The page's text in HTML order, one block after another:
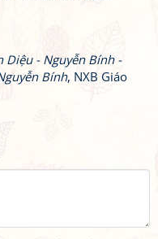
Diệu - Nguyễn Bính -
Bính, NXB Giáo